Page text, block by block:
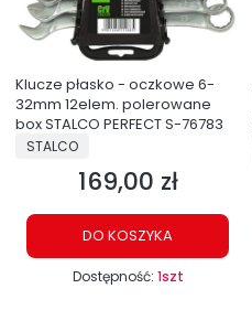
Klucze płasko - oczkowe 6-
32mm 12elem. polerowane
box STALCO PERFECT S-76783
PRODUCENT
STALCO
Cena
169,00 zł
DO KOSZYKA
Dostępność: 1szt